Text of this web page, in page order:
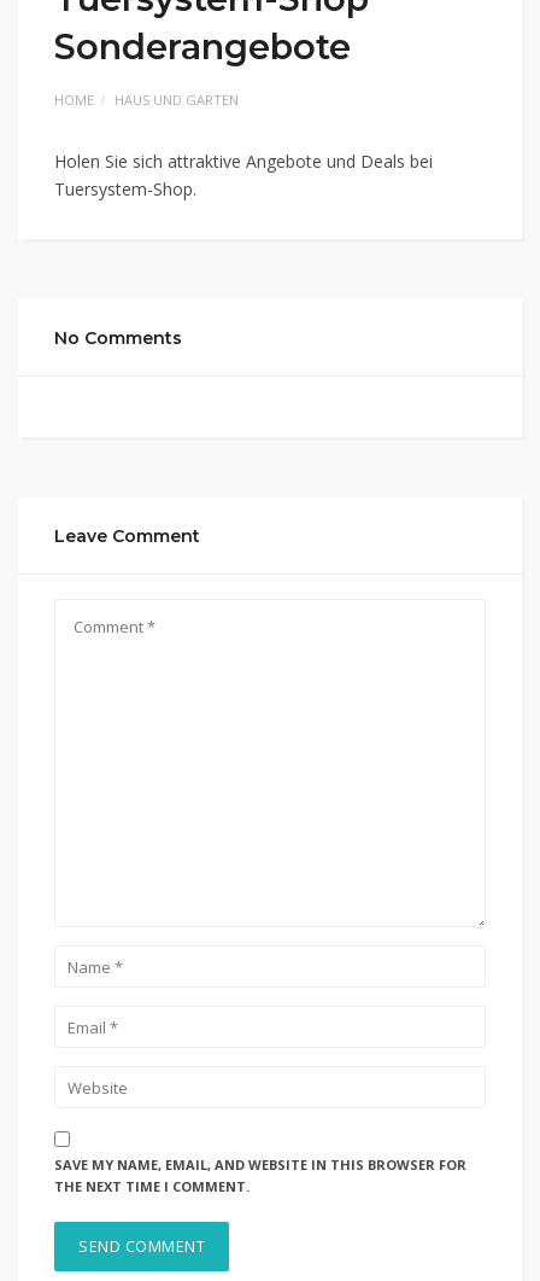
Sonderangebote
HOME HAUS UND GARTEN
Holen Sie sich attraktive Angebote und Deals bei
Tuersystem-Shop.
No Comments
Leave Comment
SAVE MY NAME, EMAIL, AND WEBSITE IN THIS BROWSER FOR
THE NEXT TIME I COMMENT.